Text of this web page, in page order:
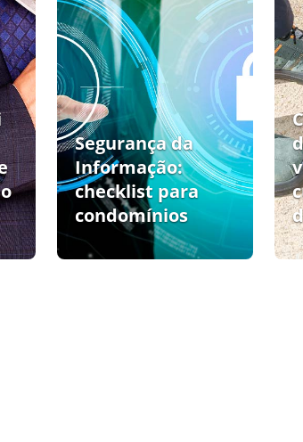
Segurança da
Informação:
checklist para
condomínios